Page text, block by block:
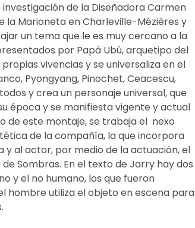
de la Diseñadora Carmen
la Marioneta en Charleville-Mézières y
un tema que le es muy cercano a la
por Papá Ubú, arquetipo del
vivencias y se universaliza en el
Pyongyang, Pinochet, Ceacescu,
y crea un personaje universal, que
época y se manifiesta vigente y actual
de este montaje, se trabaja el nexo
de la compañía, la que incorpora
y al actor, por medio de la actuación, el
Sombras. En el texto de Jarry hay dos
y el no humano, los que fueron
hombre utiliza el objeto en escena para